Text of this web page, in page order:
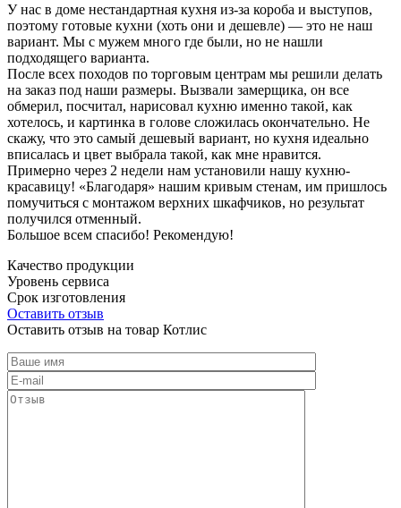
У нас в доме нестандартная кухня из-за короба и выступов,
поэтому готовые кухни (хоть они и дешевле) — это не наш
вариант. Мы с мужем много где были, но не нашли
подходящего варианта.
После всех походов по торговым центрам мы решили делать
на заказ под наши размеры. Вызвали замерщика, он все
обмерил, посчитал, нарисовал кухню именно такой, как
хотелось, и картинка в голове сложилась окончательно. Не
скажу, что это самый дешевый вариант, но кухня идеально
вписалась и цвет выбрала такой, как мне нравится.
Примерно через 2 недели нам установили нашу кухню-
красавицу! «Благодаря» нашим кривым стенам, им пришлось
помучиться с монтажом верхних шкафчиков, но результат
получился отменный.
Большое всем спасибо! Рекомендую!
Качество продукции
Уровень сервиса
Срок изготовления
Оставить отзыв
Оставить отзыв на товар Котлис